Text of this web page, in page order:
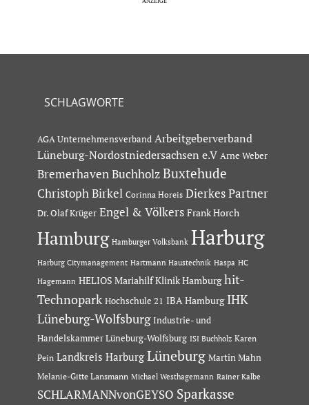
SCHLAGWORTE
AGA Unternehmensverband Arbeitgeberverband
Lüneburg-Nordostniedersachsen e.V Arne Weber
Bremerhaven Buchholz Buxtehude
Christoph Birkel Corinna Horeis Dierkes Partner
Dr. Olaf Krüger Engel & Völkers Frank Horch
Hamburg Hamburger Volksbank Harburg
Harburg Citymanagement Hartmann Haustechnik Haspa HC
Hagemann HELIOS Mariahilf Klinik Hamburg hit-
Technopark Hochschule 21 IBA Hamburg IHK
Lüneburg-Wolfsburg Industrie- und
Handelskammer Lüneburg-Wolfsburg ISI Buchholz Karen
Pein Landkreis Harburg Lüneburg Martin Mahn
Melanie-Gitte Lansmann Michael Westhagemann Rainer Kalbe
SCHLARMANNvonGEYSO Sparkasse